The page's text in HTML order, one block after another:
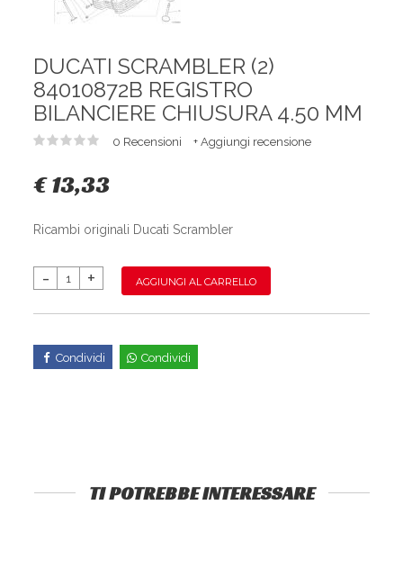
DUCATI SCRAMBLER (2)
84010872B REGISTRO
BILANCIERE CHIUSURA 4.50 MM
0 Recensioni + Aggiungi recensione
€ 13,33
Ricambi originali Ducati Scrambler
AGGIUNGI AL CARRELLO
Condividi Condividi
TI POTREBBE INTERESSARE